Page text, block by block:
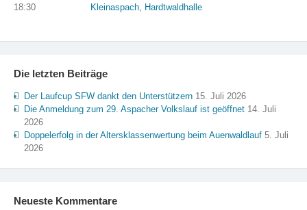
18:30
Kleinaspach, Hardtwaldhalle
Die letzten Beiträge
Der Laufcup SFW dankt den Unterstützern 15. Juli 2026
Die Anmeldung zum 29. Aspacher Volkslauf ist geöffnet 14. Juli
2026
Doppelerfolg in der Altersklassenwertung beim Auenwaldlauf 5. Juli
2026
Neueste Kommentare